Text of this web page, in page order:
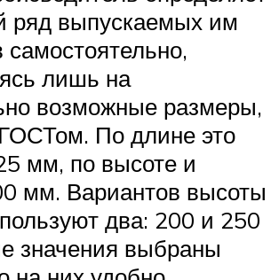
ряд выпускаемых им
самостоятельно,
лишь на
возможные размеры,
По длине это
мм, по высоте и
мм. Вариантов высоты
два: 200 и 250
значения выбраны